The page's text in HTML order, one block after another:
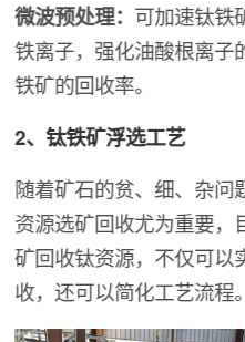
微波预处理： 可加速钛铁
铁离子，强化油酸根离子
铁矿的回收率。
2、钛铁矿浮选工艺
随着矿石的贫、细、杂问
资源选矿回收尤为重要，
矿回收钛资源，不仅可以
收，还可以简化工艺流程。